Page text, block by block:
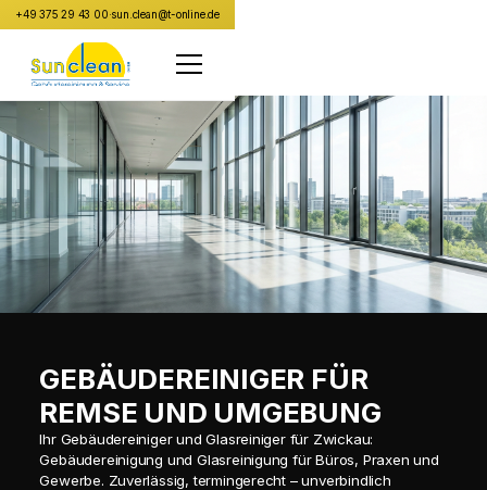
+49 375 29 43 00·sun.clean@t-online.de
GEBÄUDEREINIGER FÜR
REMSE UND UMGEBUNG
Ihr Gebäudereiniger und Glasreiniger für Zwickau:
Gebäudereinigung und Glasreinigung für Büros, Praxen und
Gewerbe. Zuverlässig, termingerecht – unverbindlich